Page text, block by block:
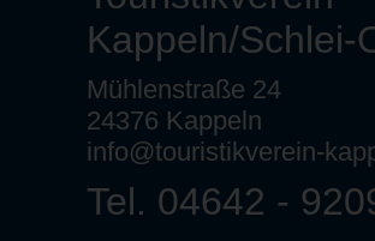
Kappeln/Schlei-
Mühlenstraße 24
24376 Kappeln
info@touristikverein-
Tel. 04642 -